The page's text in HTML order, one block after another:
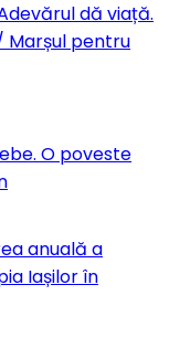
dă viață.
Marșul pentru
O poveste
anuală a
Iașilor în